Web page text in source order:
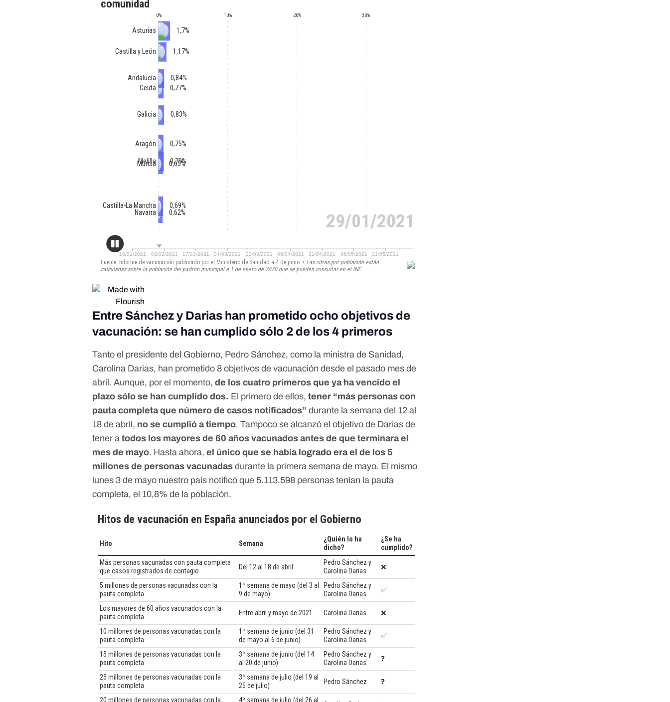
Entre Sánchez y Darias han prometido ocho objetivos de
vacunación: se han cumplido sólo 2 de los 4 primeros
Tanto el presidente del Gobierno, Pedro Sánchez, como la ministra de Sanidad,
Carolina Darias, han prometido 8 objetivos de vacunación desde el pasado mes de
abril. Aunque, por el momento, de los cuatro primeros que ya ha vencido el
plazo sólo se han cumplido dos. El primero de ellos,tener “más personas con
pauta completa que número de casos notificados”durante la semana del 12 al
18 de abril, no se cumplió a tiempo.Tampoco se alcanzó el objetivo de Darias de
tener atodos los mayores de 60 años vacunados antes de que terminara el
mes de mayo. Hasta ahora, el único que se había logrado era el de los 5
millones de personas vacunadas durante la primera semana de mayo. El mismo
lunes 3 de mayo nuestro país notificó que 5.113.598 personas tenían la pauta
completa, el 10,8% de la población.